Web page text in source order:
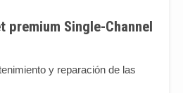
premium Single-Channel
y reparación de las